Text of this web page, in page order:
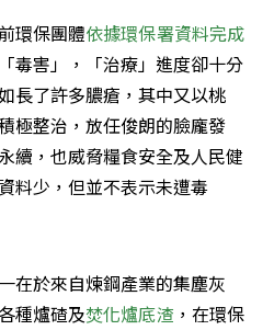
環保團體依據環保署資料完成
毒害」，「治療」進度卻十分
長了許多膿瘡，其中又以桃
極整治，放任俊朗的臉龐發
續，也威脅糧食安全及人民健
料少，但並不表示未遭毒
在於來自煉鋼產業的集塵灰
種爐碴及焚化爐底渣 ，在環保